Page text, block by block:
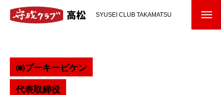
SYUSEI CLUB TAKAMATSU
㈱プーキービケン
代表取締役